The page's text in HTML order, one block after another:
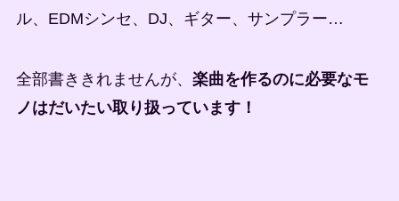
ル、EDMシンセ、DJ、ギター、サンプラー…
全部書ききれませんが、 楽曲を作るのに必要なモ
ノはだいたい取り扱っています！